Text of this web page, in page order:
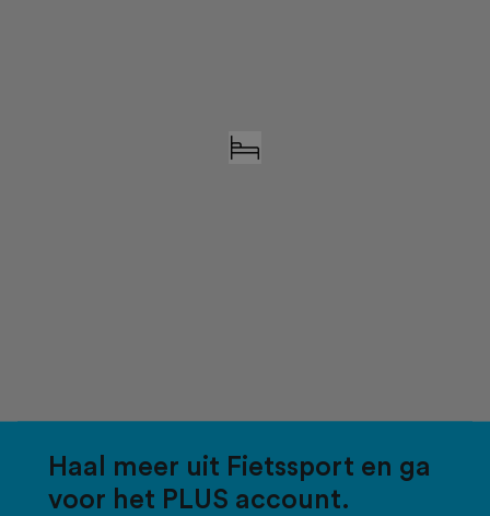
Haal meer uit Fietssport en ga
voor het PLUS account.